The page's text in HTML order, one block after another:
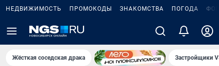
НЕДВИЖИМОСТЬ ПРОМОКОДЫ ЗНАКОМСТВА ПОГОДА
Жёсткая соседская драка Застройщики